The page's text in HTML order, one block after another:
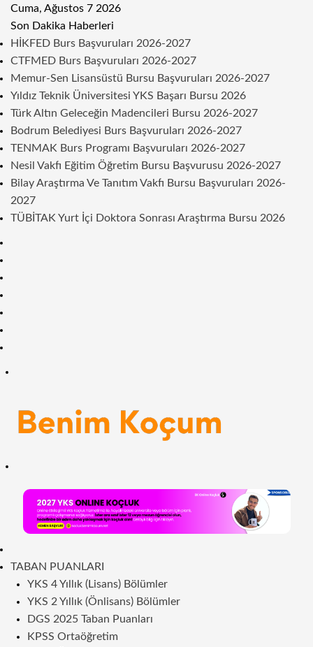
Cuma, Ağustos 7 2026
Son Dakika Haberleri
HİKFED Burs Başvuruları 2026-2027
CTFMED Burs Başvuruları 2026-2027
Memur-Sen Lisansüstü Bursu Başvuruları 2026-2027
Yıldız Teknik Üniversitesi YKS Başarı Bursu 2026
Türk Altın Geleceğin Madencileri Bursu 2026-2027
Bodrum Belediyesi Burs Başvuruları 2026-2027
TENMAK Burs Programı Başvuruları 2026-2027
Nesil Vakfı Eğitim Öğretim Bursu Başvurusu 2026-2027
Bilay Araştırma Ve Tanıtım Vakfı Bursu Başvuruları 2026-
2027
TÜBİTAK Yurt İçi Doktora Sonrası Araştırma Bursu 2026
TABAN PUANLARI
YKS 4 Yıllık (Lisans) Bölümler
YKS 2 Yıllık (Önlisans) Bölümler
DGS 2025 Taban Puanları
KPSS Ortaöğretim